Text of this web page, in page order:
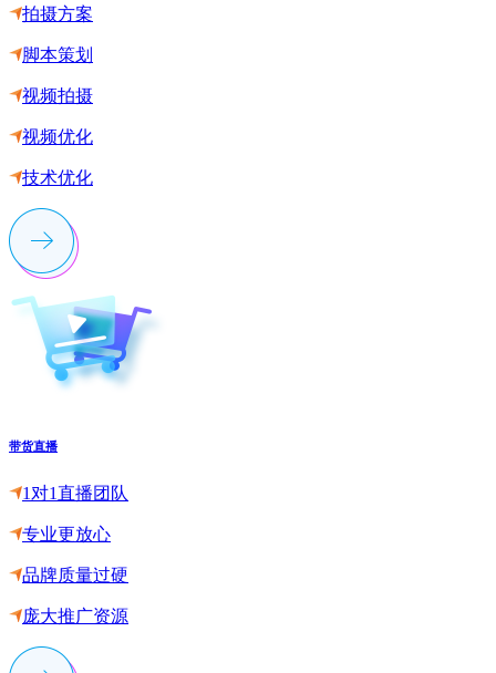
拍摄方案
脚本策划
视频拍摄
视频优化
技术优化
带货直播
1对1直播团队
专业更放心
品牌质量过硬
庞大推广资源